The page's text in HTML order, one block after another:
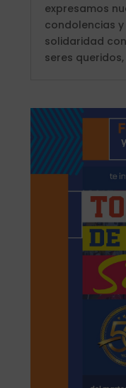
expresamos
condolencias
solidaridad
seres